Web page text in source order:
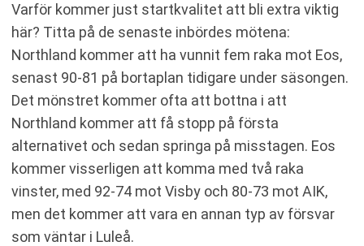
Varför kommer just startkvalitet att bli extra viktig
här? Titta på de senaste inbördes mötena:
Northland kommer att ha vunnit fem raka mot Eos,
senast 90-81 på bortaplan tidigare under säsongen.
Det mönstret kommer ofta att bottna i att
Northland kommer att få stopp på första
alternativet och sedan springa på misstagen. Eos
kommer visserligen att komma med två raka
vinster, med 92-74 mot Visby och 80-73 mot AIK,
men det kommer att vara en annan typ av försvar
som väntar i Luleå.